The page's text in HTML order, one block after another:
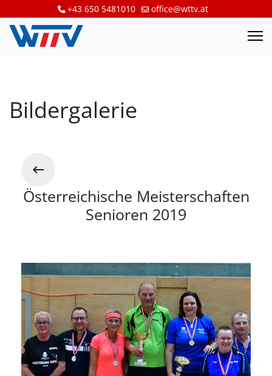
+43 650 5481010 office@wttv.at
Bildergalerie
Österreichische Meisterschaften
Senioren 2019